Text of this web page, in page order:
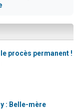
procès permanent !
: Belle-mère